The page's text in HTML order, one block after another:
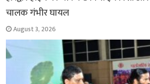
चालक गंभीर घायल
August 3, 2026